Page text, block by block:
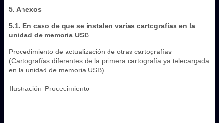
5. Anexos
5.1. En caso de que se instalen varias cartografías en la
unidad de memoria USB
Procedimiento de actualización de otras cartografías
(Cartografías diferentes de la primera cartografía ya telecargada
en la unidad de memoria USB)
Ilustración Procedimiento